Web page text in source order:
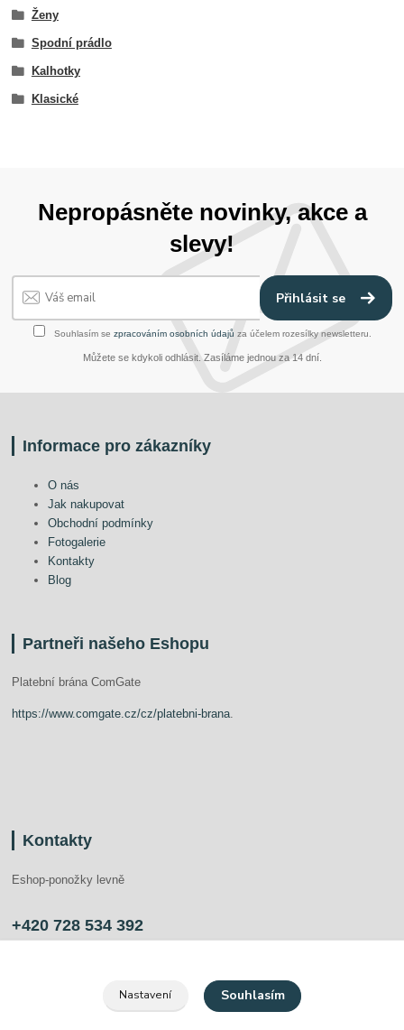
Ženy
Spodní prádlo
Kalhotky
Klasické
Nepropásněte novinky, akce a
slevy!
Přihlásit se
Souhlasím se zpracováním osobních údajů za účelem rozesílky newsletteru.
Můžete se kdykoli odhlásit. Zasíláme jednou za 14 dní.
Informace pro zákazníky
O nás
Jak nakupovat
Obchodní podmínky
Fotogalerie
Kontakty
Blog
Partneři našeho Eshopu
Platební brána ComGate
https://www.comgate.cz/cz/platebni-brana.
Kontakty
Eshop-ponožky levně
+420 728 534 392
Nastavení Souhlasím